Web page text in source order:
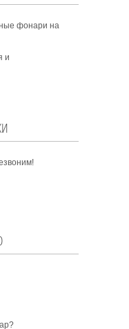
фонари на
и